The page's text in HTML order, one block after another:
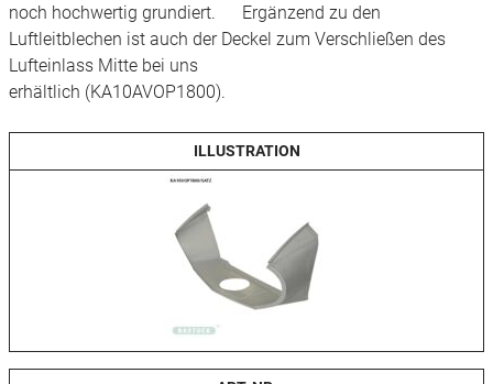
noch hochwertig grundiert. Ergänzend zu den
Luftleitblechen ist auch der Deckel zum Verschließen des
Lufteinlass Mitte bei uns
erhältlich (KA10AVOP1800).
ILLUSTRATION